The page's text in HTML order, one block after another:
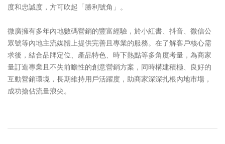
度和忠誠度，方可吹起「勝利號角」。
微廣擁有多年內地數碼營銷的豐富經驗，於小紅書、抖音、微信公
眾號等內地主流媒體上提供完善且專業的服務。在了解客戶核心需
求後，結合品牌定位、產品特色、時下熱點等多角度考量，為商家
量訂造專業且不失前瞻性的創意營銷方案，同時構建積極、良好的
互動營銷環境，長期維持用戶活躍度，助商家深深扎根內地市場，
成功搶佔流量浪尖。